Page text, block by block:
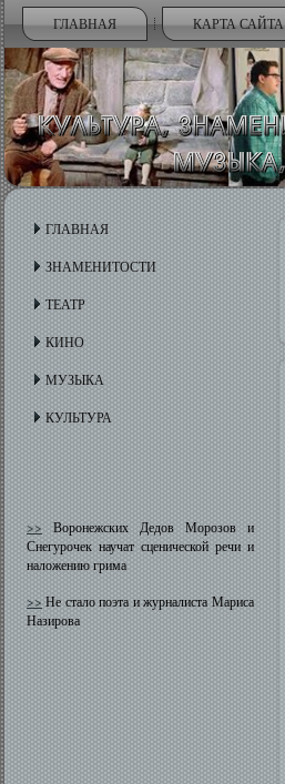
ГЛАВНАЯ КАРТА САЙТА
ГЛАВНАЯ
ЗНАМЕНИТОСТИ
ТЕАТР
КИНО
МУЗЫКА
КУЛЬТУРА
>>Воронежских Дедов Морозов и
Снегурочек научат сценической речи и
наложению грима
>>Не стало поэта и журналиста Мариса
Назирова